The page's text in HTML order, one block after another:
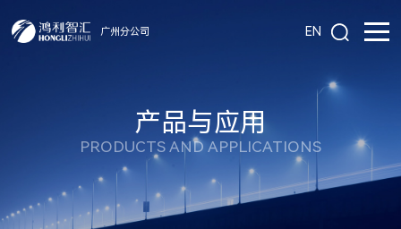
广州分公司 EN
产品与应用
PRODUCTS AND APPLICATIONS